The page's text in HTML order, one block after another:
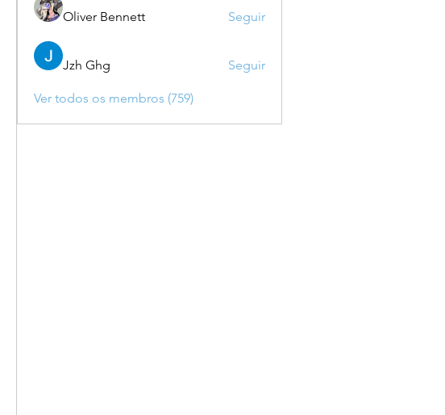
Oliver Bennett Seguir
Jzh Ghg Seguir
Ver todos os membros (759)